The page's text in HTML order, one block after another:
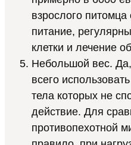
взрослого
питание,
клетки и лечение
Небольшой вес.
всего
тела которых не
действие. Для
противопехотной